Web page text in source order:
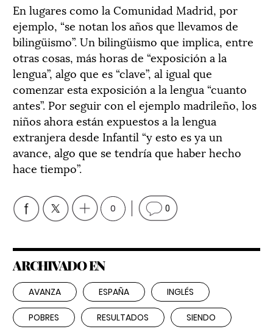
En lugares como la Comunidad Madrid, por
ejemplo, “se notan los años que llevamos de
bilingüismo”. Un bilingüismo que implica, entre
otras cosas, más horas de “exposición a la
lengua”, algo que es “clave”, al igual que
comenzar esta exposición a la lengua “cuanto
antes”. Por seguir con el ejemplo madrileño, los
niños ahora están expuestos a la lengua
extranjera desde Infantil “y esto es ya un
avance, algo que se tendría que haber hecho
hace tiempo”.
0 0
ARCHIVADO EN
AVANZA ESPAÑA INGLÉS
POBRES RESULTADOS SIENDO